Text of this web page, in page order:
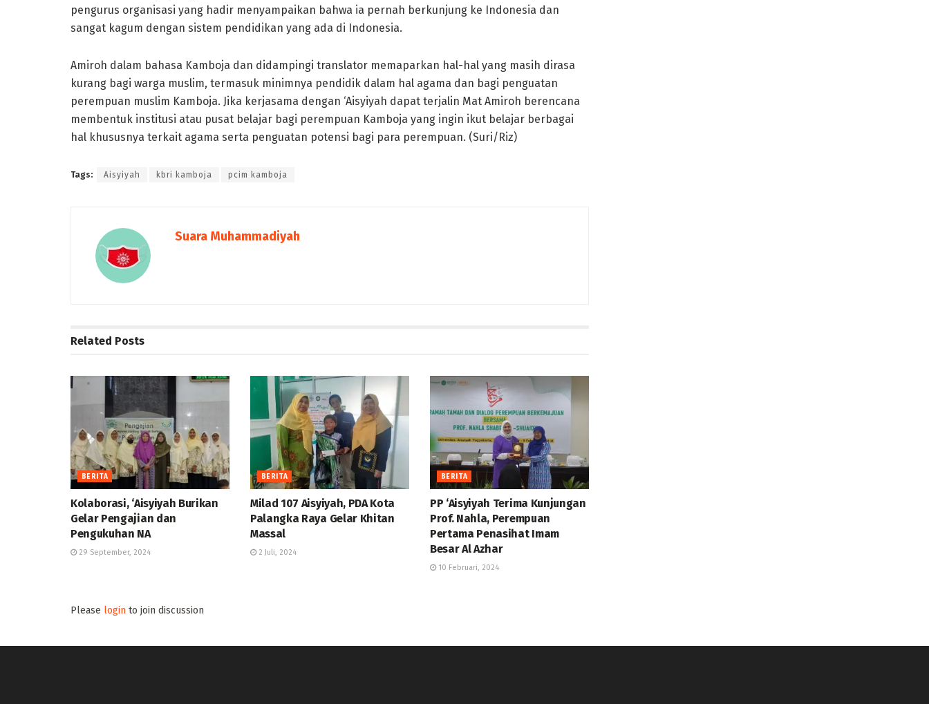
pengurus organisasi yang hadir menyampaikan bahwa ia pernah berkunjung ke Indonesia dan
sangat kagum dengan sistem pendidikan yang ada di Indonesia.
Amiroh dalam bahasa Kamboja dan didampingi translator memaparkan hal-hal yang masih dirasa
kurang bagi warga muslim, termasuk minimnya pendidik dalam hal agama dan bagi penguatan
perempuan muslim Kamboja. Jika kerjasama dengan ‘Aisyiyah dapat terjalin Mat Amiroh berencana
membentuk institusi atau pusat belajar bagi perempuan Kamboja yang ingin ikut belajar berbagai
hal khususnya terkait agama serta penguatan potensi bagi para perempuan. (Suri/Riz)
Tags: Aisyiyah kbri kamboja pcim kamboja
Suara Muhammadiyah
Related Posts
BERITA
Kolaborasi, ‘Aisyiyah Burikan
Gelar Pengajian dan
Pengukuhan NA
29 September, 2024
BERITA
Milad 107 Aisyiyah, PDA Kota
Palangka Raya Gelar Khitan
Massal
2 Juli, 2024
BERITA
PP ‘Aisyiyah Terima Kunjungan
Prof. Nahla, Perempuan
Pertama Penasihat Imam
Besar Al Azhar
10 Februari, 2024
Please login to join discussion